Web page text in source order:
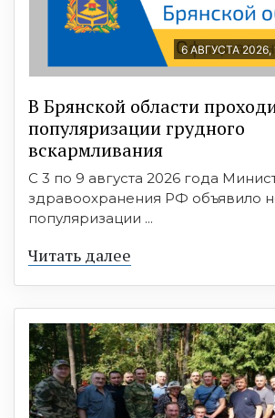
6 АВГУСТА 2026,
В Брянской области
популяризации грудного
вскармливания
С 3 по 9 августа 2026 года
здравоохранения РФ объявило
популяризации ...
Читать далее